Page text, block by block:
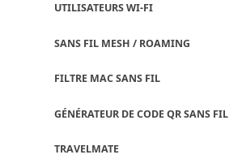
UTILISATEURS WI-FI
SANS FIL MESH / ROAMING
FILTRE MAC SANS FIL
GÉNÉRATEUR DE CODE QR SANS FIL
TRAVELMATE